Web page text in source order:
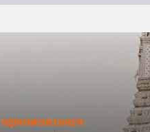
กรุงเทพมหานครฯ